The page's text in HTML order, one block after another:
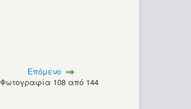
Επόμενο
Φωτογραφία 108 από 144